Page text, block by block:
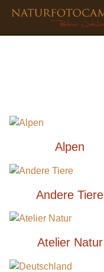
Alpen
Andere Tiere
Atelier Natur